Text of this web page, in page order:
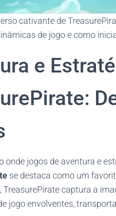
cativante de
de jogo e como
e
onde jogos de aventura e
se destaca como um
TreasurePirate captura a
jogo envolventes,